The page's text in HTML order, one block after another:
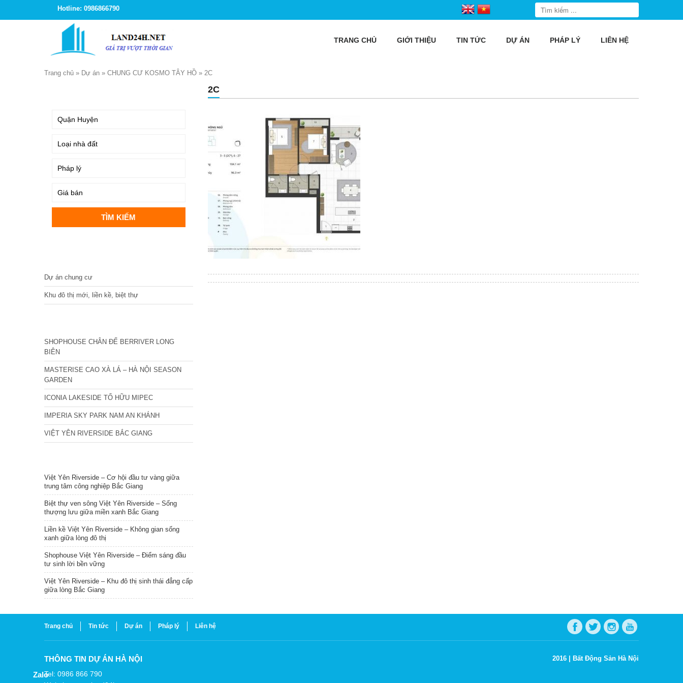
Hotline: 0986866790
TRANG CHỦ GIỚI THIỆU TIN TỨC DỰ ÁN PHÁP LÝ LIÊN HỆ
Trang chủ » Dự án » CHUNG CƯ KOSMO TÂY HỒ » 2C
2C
Dự án chung cư
Khu đô thị mới, liền kề, biệt thự
SHOPHOUSE CHÂN ĐẾ BERRIVER LONG
BIÊN
MASTERISE CAO XÀ LÁ – HÀ NỘI SEASON
GARDEN
ICONIA LAKESIDE TỐ HỮU MIPEC
IMPERIA SKY PARK NAM AN KHÁNH
VIỆT YÊN RIVERSIDE BẮC GIANG
Việt Yên Riverside – Cơ hội đầu tư vàng giữa
trung tâm công nghiệp Bắc Giang
Biệt thự ven sông Việt Yên Riverside – Sống
thượng lưu giữa miền xanh Bắc Giang
Liền kề Việt Yên Riverside – Không gian sống
xanh giữa lòng đô thị
Shophouse Việt Yên Riverside – Điểm sáng đầu
tư sinh lời bền vững
Việt Yên Riverside – Khu đô thị sinh thái đẳng cấp
giữa lòng Bắc Giang
Trang chủ Tin tức Dự án Pháp lý Liên hệ
THÔNG TIN DỰ ÁN HÀ NỘI
Tel: 0986 866 790
2016 | Bất Động Sản Hà Nội
Zalo